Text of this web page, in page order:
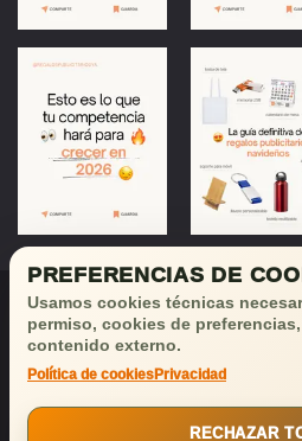
buenas noticias!
PREFERENCIAS DE
Usamos cookies técnicas
permiso, cookies de
contenido externo.
Política de cookies Privacidad
RECHAZAR